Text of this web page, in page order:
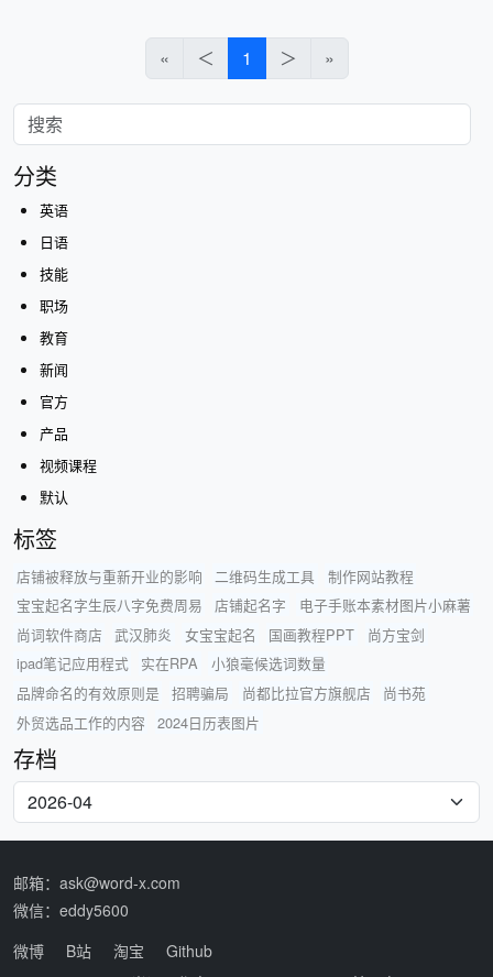
« ＜ 1 ＞ »
分类
英语
日语
技能
职场
教育
新闻
官方
产品
视频课程
默认
标签
店铺被释放与重新开业的影响 二维码生成工具
制作网站教程
宝宝起名字生辰八字免费周易
店铺起名字
电子手账本素材图片小麻薯
尚词软件商店
武汉肺炎 女宝宝起名 国画教程PPT
尚方宝剑
ipad笔记应用程式
实在RPA
小狼毫候选词数量
品牌命名的有效原则是
招聘骗局 尚都比拉官方旗舰店
尚书苑
外贸选品工作的内容
2024日历表图片
存档
邮箱：ask@word-x.com
微信：eddy5600
微博
B站 淘宝
Github